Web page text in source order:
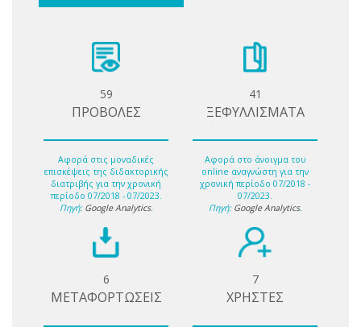
59
ΠΡΟΒΟΛΕΣ
Αφορά στις μοναδικές
επισκέψεις της διδακτορικής
διατριβής για την χρονική
περίοδο 07/2018 - 07/2023.
Πηγή: Google Analytics.
41
ΞΕΦΥΛΛΙΣΜΑΤΑ
Αφορά στο άνοιγμα του
online αναγνώστη για την
χρονική περίοδο 07/2018 -
07/2023.
Πηγή: Google Analytics.
6
ΜΕΤΑΦΟΡΤΩΣΕΙΣ
7
ΧΡΗΣΤΕΣ